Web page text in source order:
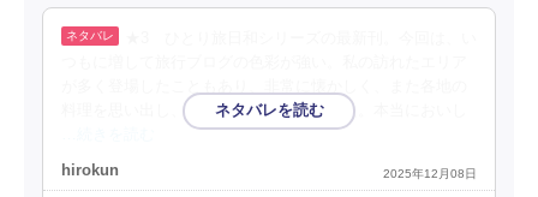
料理を思い出し、再度訪問したいと思った。本当においし
hirokun 2025年12月08日